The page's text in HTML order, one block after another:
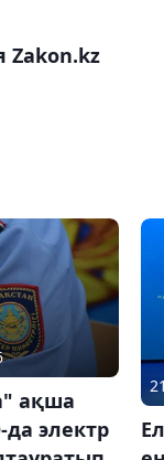
Zakon.kz
ақша
электр